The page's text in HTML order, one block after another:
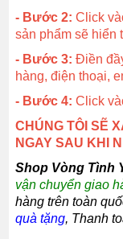
- Bước 2: Click
sản phẩm sẽ hiển
- Bước 3:Điền
hàng, điện thoại,
- Bước 4:Click
CHÚNG TÔI SẼ
NGAY SAU KHI
Shop Vòng Tình
vận chuyển giao
hàng trên toàn
quà tặng, Thanh